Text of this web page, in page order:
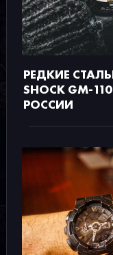
РЕДКИЕ
SHOCK GM-
РОССИИ